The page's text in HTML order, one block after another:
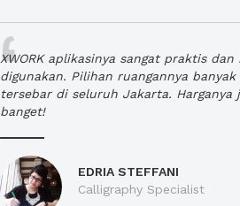
XWORK aplikasinya sangat praktis dan
digunakan. Pilihan ruangannya banyak
tersebar di seluruh Jakarta. Harganya
banget!
EDRIA STEFFANI
Calligraphy Specialist